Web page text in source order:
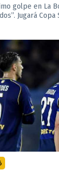
golpe en La
Jugará Copa